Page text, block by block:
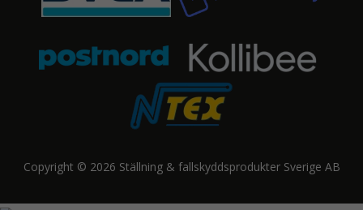
Copyright © 2026 Ställning & fallskyddsprodukter Sverige AB